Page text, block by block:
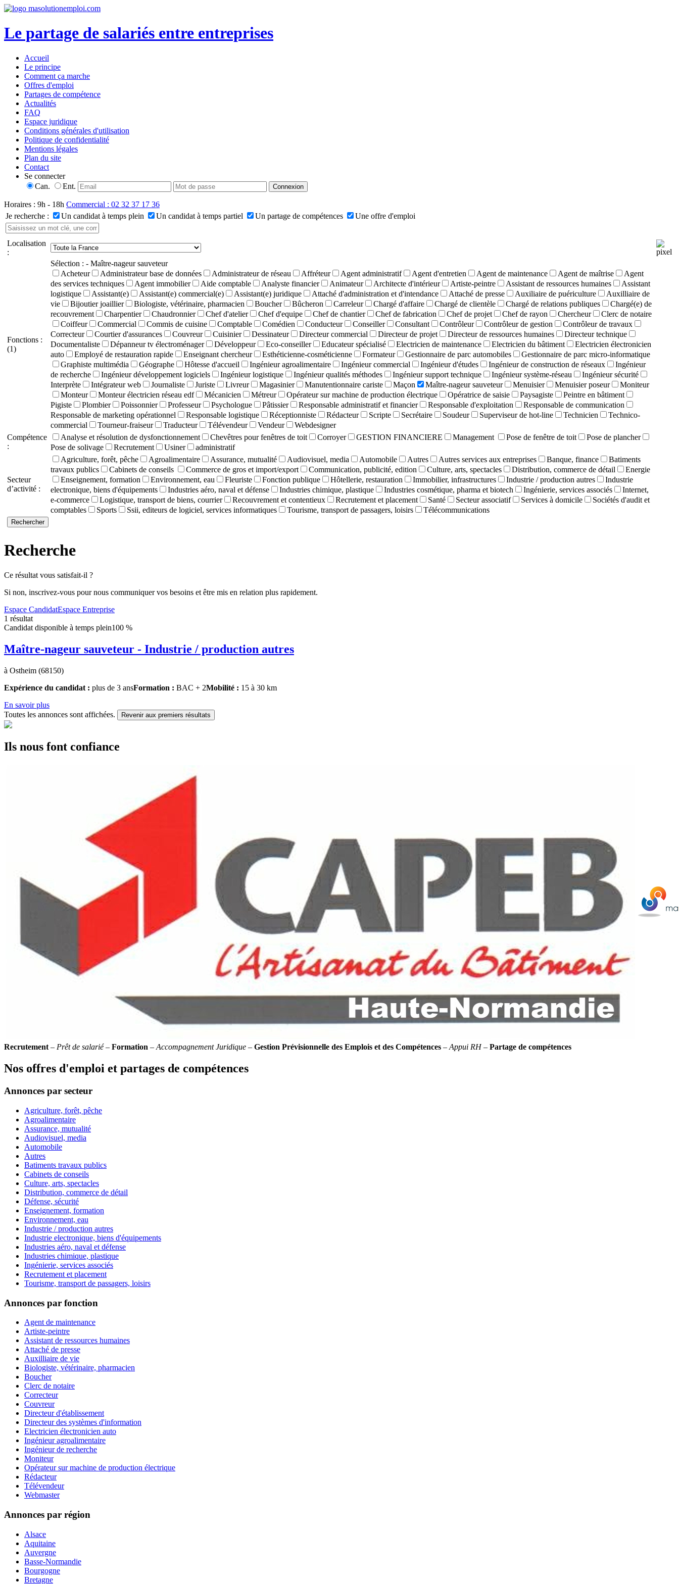
Le partage de salariés entre entreprises
Accueil
Le principe
Comment ça marche
Offres d'emploi
Partages de compétence
Actualités
FAQ
Espace juridique
Conditions générales d'utilisation
Politique de confidentialité
Mentions légales
Plan du site
Contact
Se connecter
Can.
Ent.
Horaires : 9h - 18h Commercial : 02 32 37 17 36
Je recherche :
Un candidat à temps plein Un candidat à temps partiel Un partage de compétences Une offre d'emploi
Localisation
:
Fonctions :
(1)
Sélection : - Maître-nageur sauveteur
Acheteur
Administrateur base de données Administrateur de réseau Affréteur Agent administratif Agent d'entretien Agent de maintenance Agent de maîtrise
Agent
des services techniques
Agent immobilier Aide comptable Analyste financier Animateur Architecte d'intérieur Artiste-peintre Assistant de ressources humaines
Assistant
logistique
Assistant(e) Assistant(e) commercial(e) Assistant(e) juridique Attaché d'administration et d'intendance Attaché de presse Auxiliaire de puériculture
Auxilliaire de
vie
Bijoutier joaillier Biologiste, vétérinaire, pharmacien Boucher Bûcheron Carreleur Chargé d'affaire Chargé de clientèle Chargé de relations publiques
Chargé(e) de
recouvrement
Charpentier Chaudronnier Chef d'atelier Chef d'equipe Chef de chantier Chef de fabrication Chef de projet Chef de rayon Chercheur
Clerc de notaire
Coiffeur
Commercial Commis de cuisine Comptable Comédien Conducteur Conseiller Consultant Contrôleur Contrôleur de gestion
Contrôleur de travaux
Correcteur
Courtier d'assurances Couvreur Cuisinier Dessinateur Directeur commercial Directeur de projet Directeur de ressources humaines
Directeur technique
Documentaliste
Dépanneur tv électroménager Développeur Eco-conseiller Educateur spécialisé Electricien de maintenance Electricien du bâtiment
Electricien électronicien
auto
Employé de restauration rapide Enseignant chercheur Esthéticienne-cosméticienne Formateur Gestionnaire de parc automobiles
Gestionnaire de parc micro-informatique
Graphiste multimédia
Géographe Hôtesse d'accueil Ingénieur agroalimentaire Ingénieur commercial Ingénieur d'études Ingénieur de construction de réseaux
Ingénieur
de recherche
Ingénieur développement logiciels Ingénieur logistique Ingénieur qualités méthodes Ingénieur support technique Ingénieur système-réseau
Ingénieur sécurité
Interprète
Intégrateur web Journaliste Juriste Livreur Magasinier Manutentionnaire cariste Maçon Maître-nageur sauveteur Menuisier Menuisier poseur
Moniteur
Monteur
Monteur électricien réseau edf Mécanicien Métreur Opérateur sur machine de production électrique Opératrice de saisie Paysagiste
Peintre en bâtiment
Pigiste
Plombier Poissonnier Professeur Psychologue Pâtissier Responsable administratif et financier Responsable d'exploitation
Responsable de communication
Responsable de marketing opérationnel
Responsable logistique Réceptionniste Rédacteur Scripte Secrétaire Soudeur Superviseur de hot-line Technicien
Technico-
commercial
Tourneur-fraiseur Traducteur Télévendeur Vendeur
Webdesigner
Compétence
:
Analyse et résolution de dysfonctionnement Chevêtres pour fenêtres de toit Corroyer GESTION FINANCIERE Management Pose de fenêtre de toit
Pose de plancher
Pose de solivage
Recrutement Usiner administratif
Secteur
d’activité :
Agriculture, forêt, pêche Agroalimentaire Assurance, mutualité Audiovisuel, media Automobile Autres Autres services aux entreprises Banque, finance
Batiments
travaux publics
Cabinets de conseils Commerce de gros et import/export Communication, publicité, edition Culture, arts, spectacles Distribution, commerce de détail
Energie
Enseignement, formation
Environnement, eau Fleuriste Fonction publique Hôtellerie, restauration Immobilier, infrastructures Industrie / production autres
Industrie
electronique, biens d'équipements
Industries aéro, naval et défense Industries chimique, plastique Industries cosmétique, pharma et biotech Ingénierie, services associés
Internet,
e-commerce
Logistique, transport de biens, courrier Recouvrement et contentieux Recrutement et placement Santé Secteur associatif Services à domicile
Sociétés d'audit et
comptables
Sports Ssii, editeurs de logiciel, services informatiques Tourisme, transport de passagers, loisirs Télécommunications
Recherche
Ce résultat vous satisfait-il ?
Si non, inscrivez-vous pour nous communiquer vos besoins et être mis en relation plus rapidement.
Espace CandidatEspace Entreprise
1 résultat
Candidat disponible à temps plein100 %
Maître-nageur sauveteur - Industrie / production autres
à Ostheim (68150)
Expérience du candidat : plus de 3 ansFormation : BAC + 2Mobilité : 15 à 30 km
En savoir plus
Toutes les annonces sont affichées.
Revenir aux premiers résultats
Ils nous font confiance
Recrutement – Prêt de salarié– Formation – Accompagnement Juridique – Gestion Prévisionnelle des Emplois et des Compétences – Appui RH– Partage de compétences
Nos offres d'emploi et partages de compétences
Annonces par secteur
Agriculture, forêt, pêche
Agroalimentaire
Assurance, mutualité
Audiovisuel, media
Automobile
Autres
Batiments travaux publics
Cabinets de conseils
Culture, arts, spectacles
Distribution, commerce de détail
Défense, sécurité
Enseignement, formation
Environnement, eau
Industrie / production autres
Industrie electronique, biens d'équipements
Industries aéro, naval et défense
Industries chimique, plastique
Ingénierie, services associés
Recrutement et placement
Tourisme, transport de passagers, loisirs
Annonces par fonction
Agent de maintenance
Artiste-peintre
Assistant de ressources humaines
Attaché de presse
Auxilliaire de vie
Biologiste, vétérinaire, pharmacien
Boucher
Clerc de notaire
Correcteur
Couvreur
Directeur d'établissement
Directeur des systèmes d'information
Electricien électronicien auto
Ingénieur agroalimentaire
Ingénieur de recherche
Moniteur
Opérateur sur machine de production électrique
Rédacteur
Télévendeur
Webmaster
Annonces par région
Alsace
Aquitaine
Auvergne
Basse-Normandie
Bourgogne
Bretagne